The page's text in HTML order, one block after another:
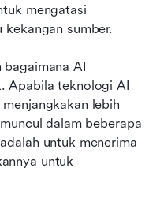
mengatasi
sumber.
AI
Apabila teknologi AI
lebih
dalam beberapa
untuk menerima
untuk